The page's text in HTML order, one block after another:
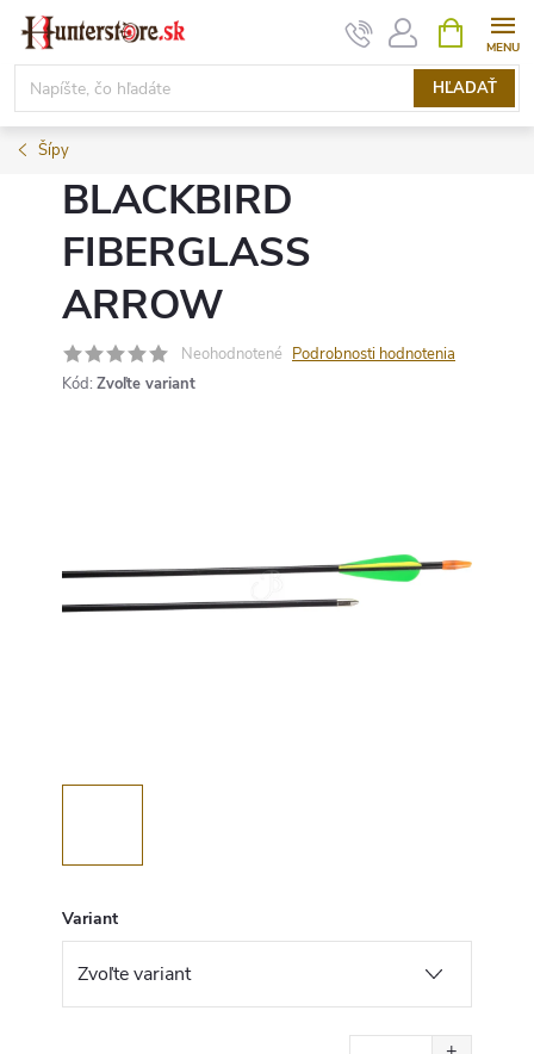
Prejsť
obsah
HĽADAŤ
KOŠÍK
Šípy
BLACKBIRD
FIBERGLASS
ARROW
Neohodnotené Podrobnosti hodnotenia
Kód: Zvoľte variant
Variant